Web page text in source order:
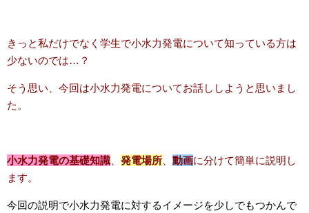
きっと私だけでなく学生で小水力発電について知っている方は
少ないのでは…？
そう思い、今回は小水力発電についてお話ししようと思いまし
た。
小水力発電の基礎知識 発電場所 動画に分けて簡単に説明し
ます。
今回の説明で小水力発電に対するイメージを少しでもつかんで